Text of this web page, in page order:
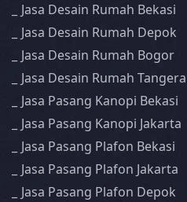
Jasa Desain Rumah Bekasi
Jasa Desain Rumah Depok
Jasa Desain Rumah Bogor
Jasa Desain Rumah
Jasa Pasang Kanopi Bekasi
Jasa Pasang Kanopi Jakarta
Jasa Pasang Plafon Bekasi
Jasa Pasang Plafon Jakarta
Jasa Pasang Plafon Depok